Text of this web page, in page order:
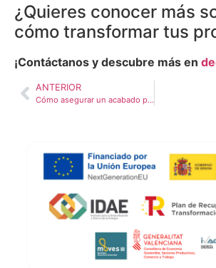
¿Quieres conocer más
cómo transformar tus
¡Contáctanos y descubre más en
ANTERIOR
Cómo asegurar un acabado perfecto en proyectos con mortero autonivelante